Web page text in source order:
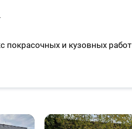
покрасочных и кузовных работ